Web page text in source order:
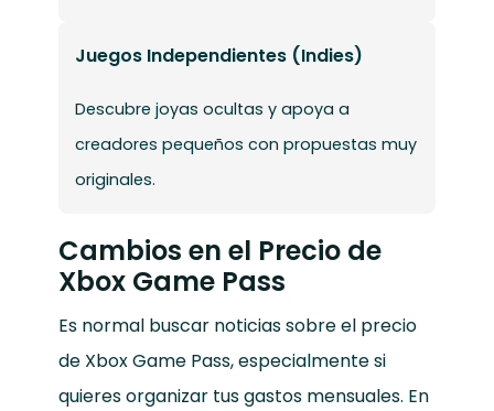
Juegos Independientes (Indies)
Descubre joyas ocultas y apoya a
creadores pequeños con propuestas muy
originales.
Cambios en el Precio de
Xbox Game Pass
Es normal buscar noticias sobre el precio
de Xbox Game Pass, especialmente si
quieres organizar tus gastos mensuales. En